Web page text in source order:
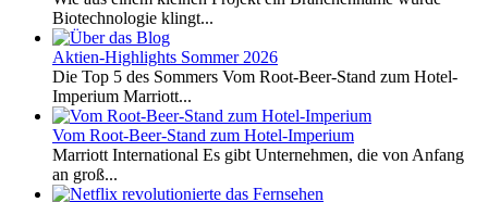
Biotechnologie klingt...
Aktien-Highlights Sommer 2026
Die Top 5 des Sommers Vom Root-Beer-Stand zum Hotel-
Imperium Marriott...
Vom Root-Beer-Stand zum Hotel-Imperium
Marriott International Es gibt Unternehmen, die von Anfang
an groß...